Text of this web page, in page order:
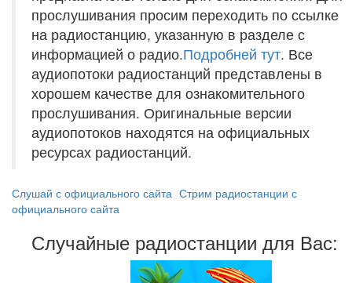
прослушивания просим переходить по ссылке
на радиостанцию, указанную в разделе с
информацией о радио.Подробней тут. Все
аудиопотоки радиостанций представлены в
хорошем качестве для ознакомительного
прослушивания. Оригинальные версии
аудиопотоков находятся на официальных
ресурсах радиостанций.
Слушай с официального сайта Стрим радиостанции с
официального сайта
Случайные радиостанции для Вас: